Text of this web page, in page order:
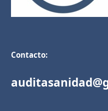
Contacto: